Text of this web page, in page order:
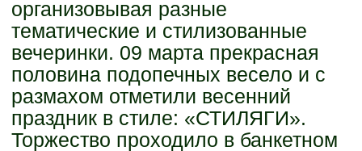
организовывая разные
тематические и стилизованные
вечеринки. 09 марта прекрасная
половина подопечных весело и с
размахом отметили весенний
праздник в стиле: «СТИЛЯГИ».
Торжество проходило в банкетном